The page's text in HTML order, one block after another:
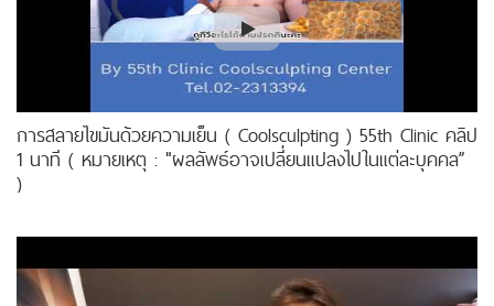
การสลายไขมันด้วยความเย็น ( Coolsculpting ) 55th Clinic คลิป
1 นาที ( หมายเหตุ : "ผลลัพธ์อาจเปลี่ยนแปลงไปในแต่ละบุคคล”
)